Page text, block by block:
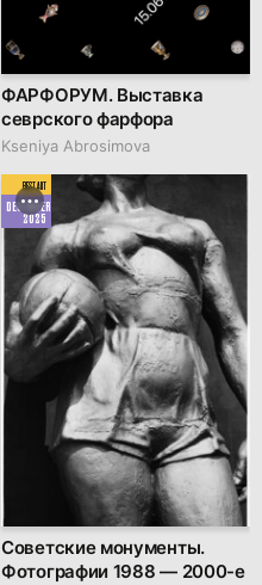
ФАРФОРУМ. Выставка
севрского фарфора
Kseniya Abrosimova
BEST ART
DECEMBER
2025
Советские монументы.
Фотографии 1988 — 2000-е